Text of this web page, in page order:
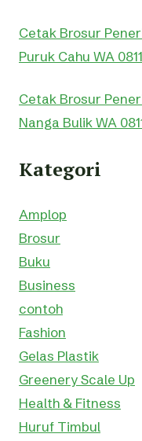
Cetak Brosur
Puruk Cahu WA
Cetak Brosur
Nanga Bulik WA
Kategori
Amplop
Brosur
Buku
Business
contoh
Fashion
Gelas Plastik
Greenery Scale Up
Health & Fitness
Huruf Timbul